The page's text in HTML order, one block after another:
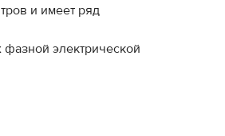
и имеет ряд
электрической